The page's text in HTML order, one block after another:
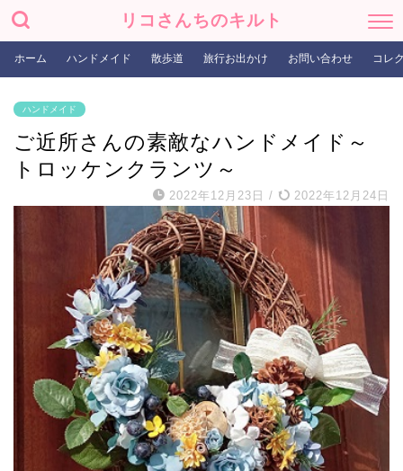
リコさんちのキルト
ホーム ハンドメイド 散歩道 旅行お出かけ お問い合わせ コレ
ハンドメイド
ご近所さんの素敵なハンドメイド～
トロッケンクランツ～
2022年12月23日 / 2022年12月24日